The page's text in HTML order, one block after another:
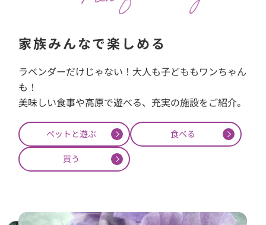
家族みんなで楽しめる
ラベンダーだけじゃない！大人も子どももワンちゃん
も！
美味しい食事や高原で遊べる、充実の施設をご紹介。
ペットと遊ぶ 食べる
買う